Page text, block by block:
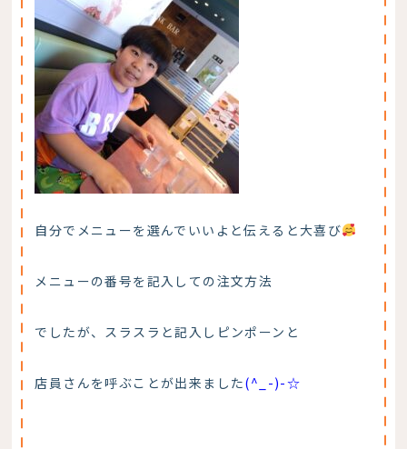
自分でメニューを選んでいいよと伝えると大喜び
メニューの番号を記入しての注文方法
でしたが、スラスラと記入しピンポーンと
店員さんを呼ぶことが出来ました(^_-)-☆